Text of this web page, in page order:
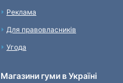
Реклама
Для правовласників
Угода
Магазини гуми в Україні